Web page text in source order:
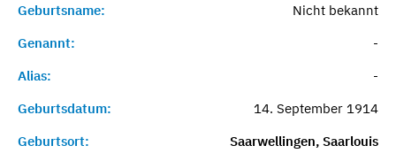
Geburtsname:
Nicht bekannt
Genannt:
-
Alias:
-
Geburtsdatum:
14. September 1914
Geburtsort:
Saarwellingen, Saarlouis